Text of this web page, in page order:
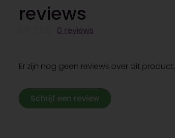
reviews
0 reviews
Er zijn nog geen reviews over dit product.
Schrijf een review